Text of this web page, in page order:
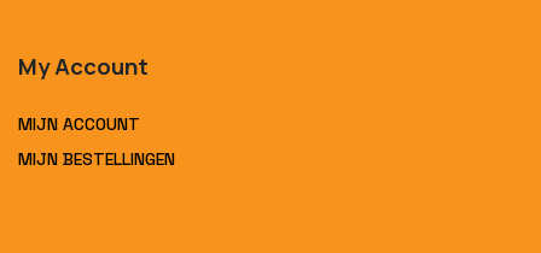
My Account
MIJN ACCOUNT
MIJN BESTELLINGEN